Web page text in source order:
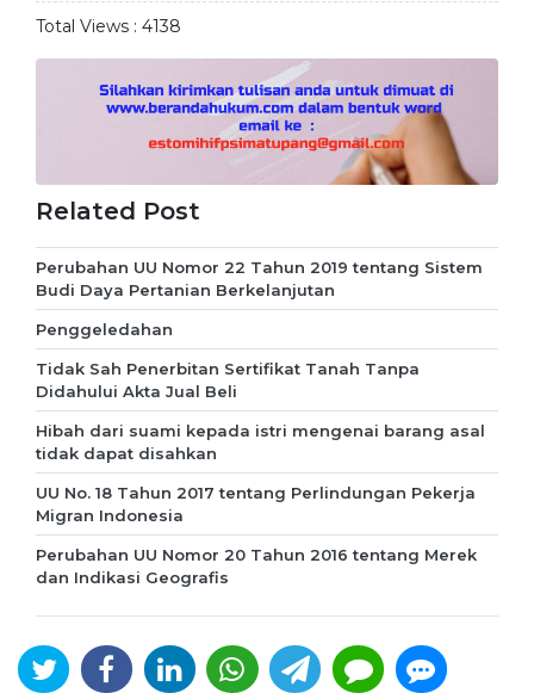
Total Views : 4138
Related Post
Perubahan UU Nomor 22 Tahun 2019 tentang Sistem
Budi Daya Pertanian Berkelanjutan
Penggeledahan
Tidak Sah Penerbitan Sertifikat Tanah Tanpa
Didahului Akta Jual Beli
Hibah dari suami kepada istri mengenai barang asal
tidak dapat disahkan
UU No. 18 Tahun 2017 tentang Perlindungan Pekerja
Migran Indonesia
Perubahan UU Nomor 20 Tahun 2016 tentang Merek
dan Indikasi Geografis